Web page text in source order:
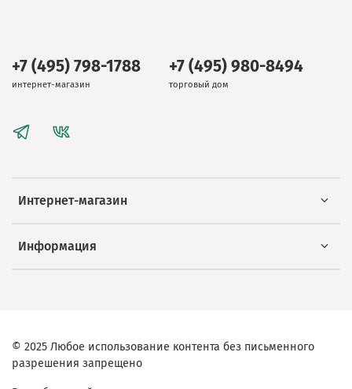
Интернет-магазин
Информация
+7 (495) 798-1788
интернет-магазин
+7 (495) 980-8494
торговый дом
© 2025 Любое использование контента без письменного
разрешения запрещено